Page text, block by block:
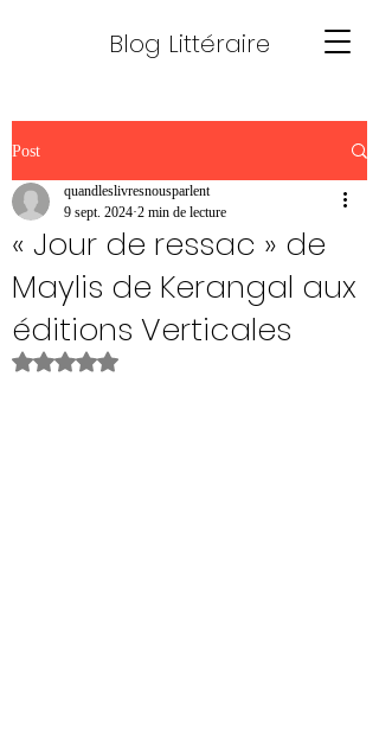
Blog Littéraire
Post
« Jour de ressac » de
Maylis de Kerangal aux
éditions Verticales
quandleslivresnousparlent
9 sept. 2024 2 min de lecture
Noté NaN étoiles sur 5.